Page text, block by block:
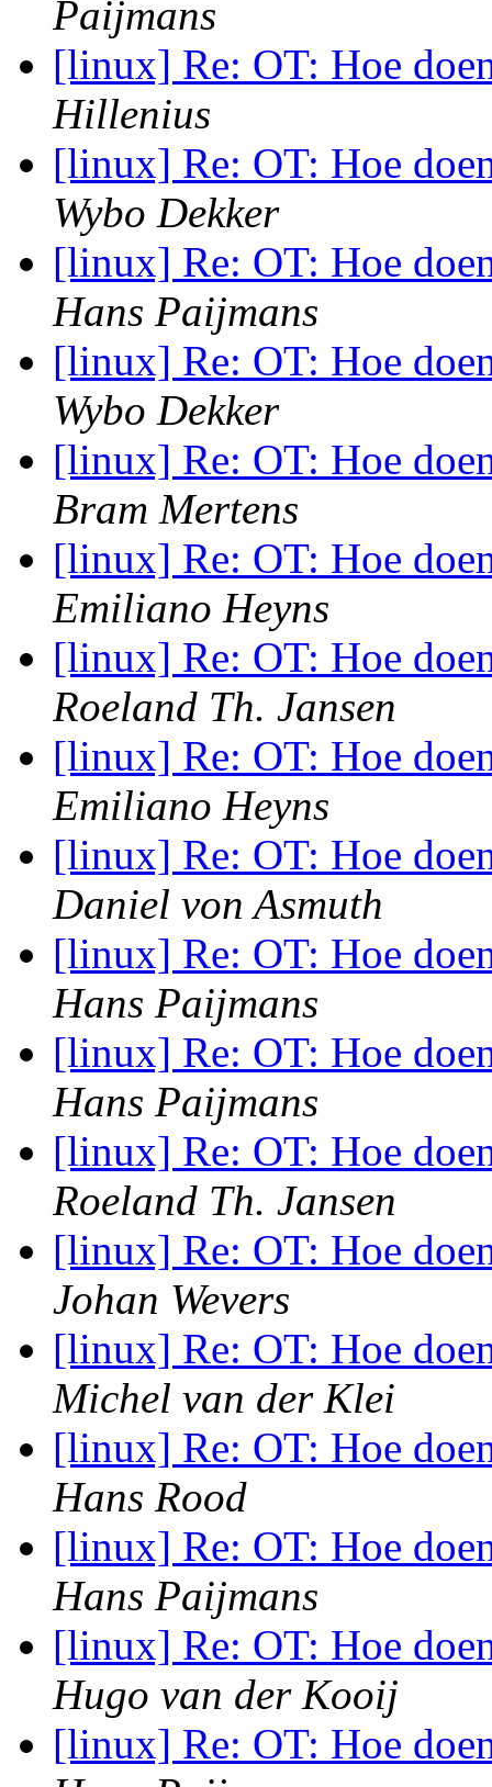
Paijmans
[linux] Re: OT: Hoe
Hillenius
[linux] Re: OT: Hoe
Wybo Dekker
[linux] Re: OT: Hoe
Hans Paijmans
[linux] Re: OT: Hoe
Wybo Dekker
[linux] Re: OT: Hoe
Bram Mertens
[linux] Re: OT: Hoe
Emiliano Heyns
[linux] Re: OT: Hoe
Roeland Th. Jansen
[linux] Re: OT: Hoe
Emiliano Heyns
[linux] Re: OT: Hoe
Daniel von Asmuth
[linux] Re: OT: Hoe
Hans Paijmans
[linux] Re: OT: Hoe
Hans Paijmans
[linux] Re: OT: Hoe
Roeland Th. Jansen
[linux] Re: OT: Hoe
Johan Wevers
[linux] Re: OT: Hoe
Michel van der Klei
[linux] Re: OT: Hoe
Hans Rood
[linux] Re: OT: Hoe
Hans Paijmans
[linux] Re: OT: Hoe
Hugo van der Kooij
[linux] Re: OT: Hoe